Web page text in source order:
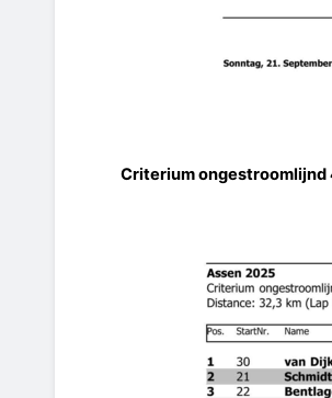
Criterium ongestroomlijnd